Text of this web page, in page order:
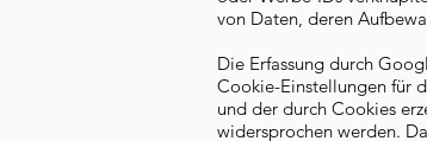
von Daten, deren
Die Erfassung durch
Cookie-Einstellungen für
und der durch Cookies
widersprochen werden.